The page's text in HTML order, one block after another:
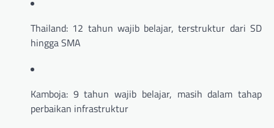
Thailand: 12 tahun wajib belajar, terstruktur dari SD
hingga SMA
Kamboja: 9 tahun wajib belajar, masih dalam tahap
perbaikan infrastruktur